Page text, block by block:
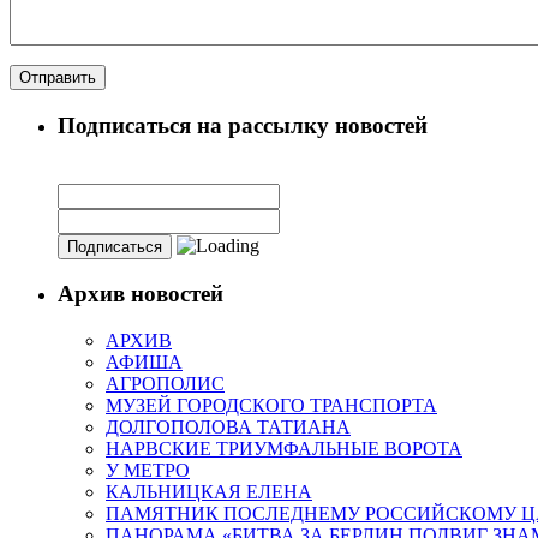
Подписаться на рассылку новостей
Архив новостей
АРХИВ
АФИША
АГРОПОЛИС
МУЗЕЙ ГОРОДСКОГО ТРАНСПОРТА
ДОЛГОПОЛОВА ТАТИАНА
НАРВСКИЕ ТРИУМФАЛЬНЫЕ ВОРОТА
У МЕТРО
КАЛЬНИЦКАЯ ЕЛЕНА
ПАМЯТНИК ПОСЛЕДНЕМУ РОССИЙСКОМУ